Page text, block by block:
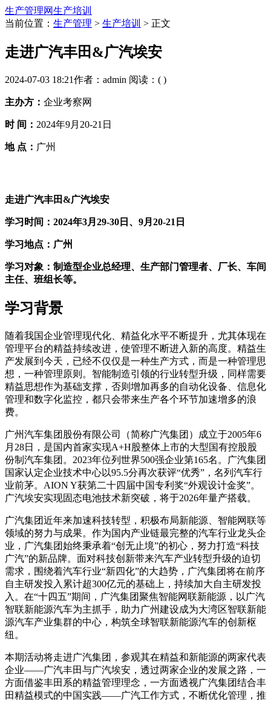
生产管理网生产培训
当前位置： 生产管理 > 生产培训 > 正文
走进广汽丰田&广汽埃安
2024-07-03 18:21作者：admin 阅读：( )
主办方： 企业考察网
时 间： 2024年9月20-21日
地 点： 广州
走进广汽丰田&广汽埃安
学习时间：2024年3月29-30日、9月20-21日
学习地点：广州
学习对象：制造型企业总经理、生产部门管理者、厂长、车间
主任、班组长等。
学习背景
随着我国企业管理现代化、精益化水平不断提升，尤其体现在
管理平台的精益持续改进，使管理不断进入新的高度。精益生
产发展到今天，已经不仅仅是一种生产方式，而是一种管理思
想，一种管理原则。智能制造引领的行业转型升级，同样需要
精益思想作为基础支撑，否则增加再多的自动化设备、信息化
管理和数字化监控，都只会带来生产各个环节加速增多的浪
费。
广州汽车集团股份有限公司（简称广汽集团）成立于2005年6
月28日，是国内首家实现A+H股整体上市的大型国有控股股
份制汽车集团。2023年位列世界500强企业第165名。广汽集团
国家认定企业技术中心以95.5分再次获评“优秀”，名列汽车行
业前茅。AION Y获第二十四届中国专利奖“外观设计金奖”。
广汽埃安实现固态电池技术新突破，将于2026年量产搭载。
广汽集团近年来加速科技转型，积极布局新能源、智能网联等
领域的努力与成果。作为国内产业链最完整的汽车行业龙头企
业，广汽集团始终秉承着“创无止境”的初心，努力打造“科技
广汽”的新品牌。面对科技创新带来汽车产业转型升级的迫切
需求，围绕着汽车行业“新四化”的大趋势，广汽集团将在前序
自主研发投入累计超300亿元的基础上，持续加大自主研发投
入。在“十四五”期间，广汽集团聚焦智能网联新能源，以广汽
智联新能源汽车为主抓手，助力广州建设成为大湾区智联新能
源汽车产业集群的中心，构筑全球智联新能源汽车的创新枢
纽。
本期活动将走进广汽集团，参观其在精益和新能源的两家代表
企业——广汽丰田与广汽埃安，透过两家企业的发展之路，一
方面借鉴丰田系的精益管理理念，一方面透视广汽集团结合丰
田精益模式的中国实践——广汽工作方式，不断优化管理，推